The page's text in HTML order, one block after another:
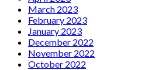
March 2023
February 2023
January 2023
December 2022
November 2022
October 2022